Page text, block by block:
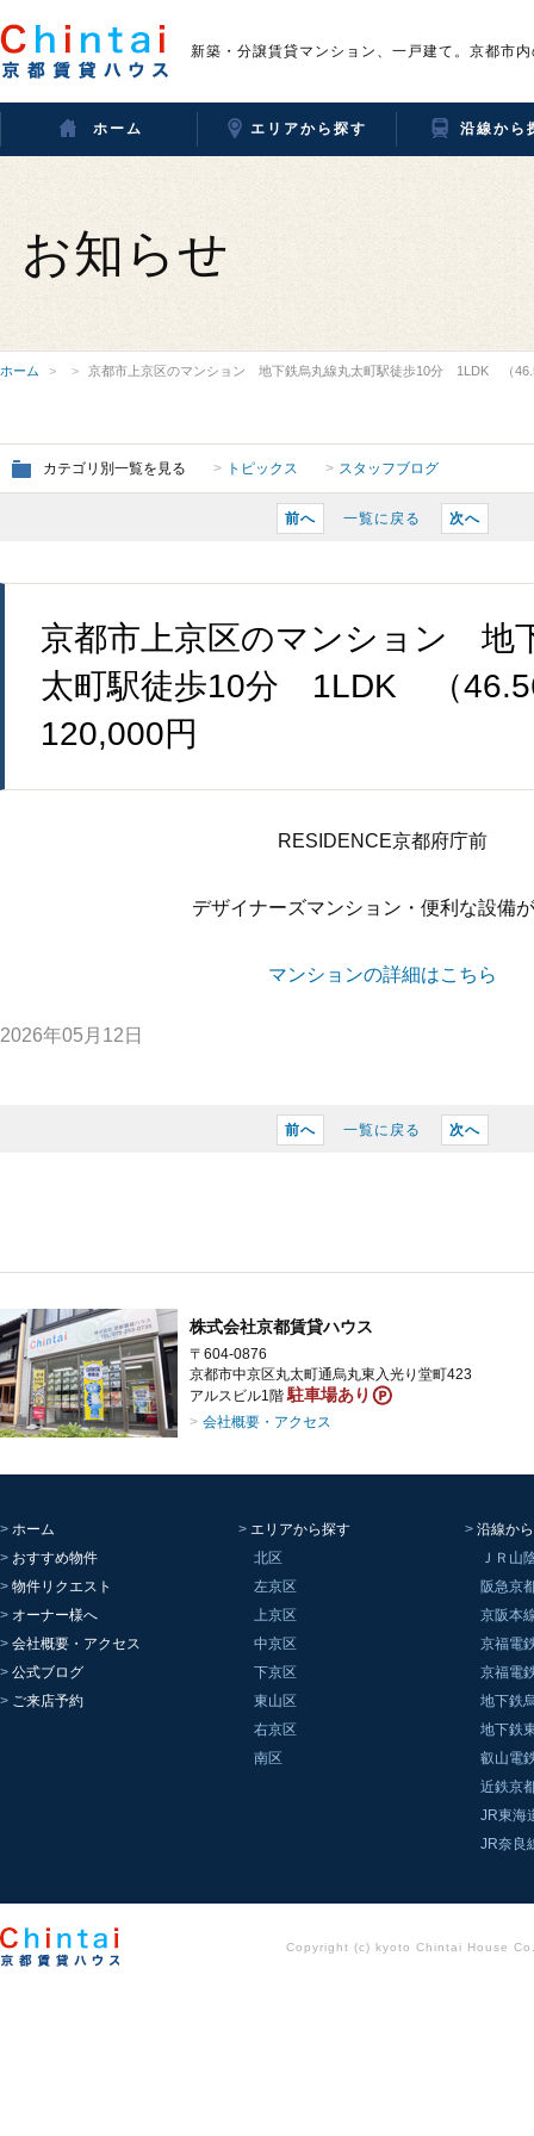
新築・分譲賃貸マンション、一戸建て。京都市
ホーム エリアから探す 沿線から
お知らせ
ホーム 京都市上京区のマンション 地下鉄烏丸線丸太町駅徒歩10分 1LDK （
カテゴリ別一覧を見る トピックス スタッフブログ
前へ 一覧に戻る 次へ
京都市上京区のマンション 地
太町駅徒歩10分 1LDK （
120,000円
RESIDENCE京都府庁前
デザイナーズマンション・便利な設備
マンションの詳細はこちら
2026年05月12日
前へ 一覧に戻る 次へ
株式会社京都賃貸ハウス
〒604-0876
京都市中京区丸太町通烏丸東入光り堂町423
アルスビル1階 駐車場あり
会社概要・アクセス
ホーム
おすすめ物件
物件リクエスト
オーナー様へ
会社概要・アクセス
公式ブログ
ご来店予約
エリアから探す
北区
左京区
上京区
中京区
下京区
東山区
右京区
南区
沿線か
ＪＲ山
阪急京
京阪本
京福電
京福電
地下鉄
地下鉄
叡山電
近鉄京
JR東海
JR奈良
Copyright (c) kyoto Chintai House